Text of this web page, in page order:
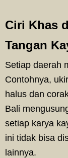
Ciri Khas
Tangan
Setiap daerah
Contohnya,
halus dan
Bali
setiap karya
ini tidak bisa
lainnya.